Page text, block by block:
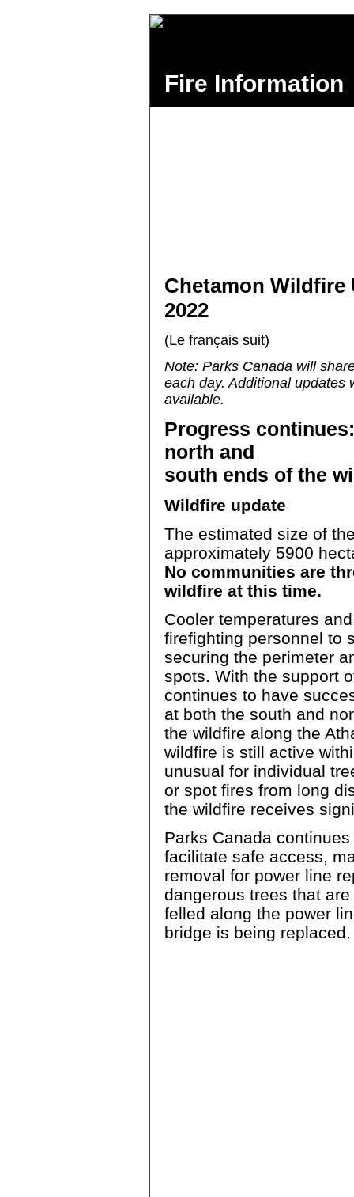
Fire Information
Chetamon Wildfire
2022
(Le français suit)
Note: Parks Canada will
each day. Additional updates
available.
Progress
north and
south ends of the
Wildfire update
The estimated size of
approximately 5900
No communities are
wildfire at this time.
Cooler temperatures
firefighting personnel to
securing the perimeter
spots. With the support
continues to have
at both the south and
the wildfire along the
wildfire is still active
unusual for individual
or spot fires from long
the wildfire receives
Parks Canada
facilitate safe access,
removal for power line
dangerous trees that
felled along the power
bridge is being replaced.